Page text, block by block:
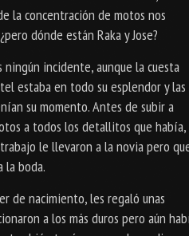
la concentración de motos nos
dónde están Raka y Jose?
incidente, aunque la cuesta
estaba en todo su esplendor y las
su momento. Antes de subir a
a todos los detallitos que había,
le llevaron a la novia pero
la boda.
de nacimiento, les regaló unas
a los más duros pero aún